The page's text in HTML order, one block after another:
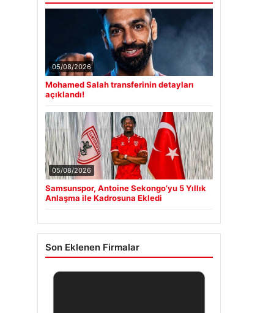
05/08/2026
Mohamed Salah transferinin detayları
açıklandı!
05/08/2026
Samsunspor, Antoine Sekongo’yu 5 Yıllık
Anlaşma ile Kadrosuna Ekledi
Son Eklenen Firmalar